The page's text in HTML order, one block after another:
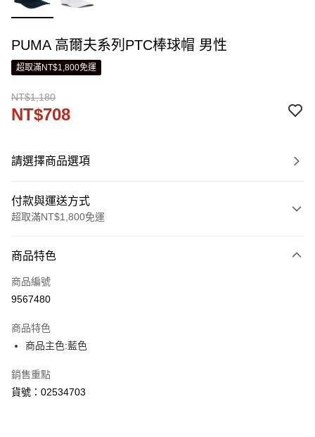
PUMA 高爾夫系列PTC棒球帽 男性
超取滿NT$1,800免運
NT$1,180
NT$708
請選擇商品選項
付款與運送方式
超取滿NT$1,800免運
信用卡一次付款
LINE Pay
街口支付
悠遊付
Google Pay
商品特色
商品編號
9567480
商品特色
商品主色:藍色
銷售重點
貨號：02534703